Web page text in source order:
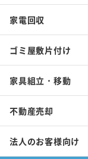
サービス一覧
不用品買取